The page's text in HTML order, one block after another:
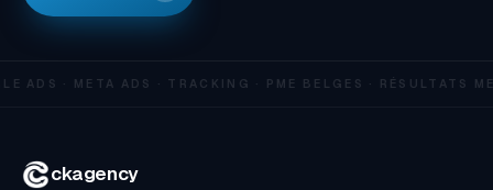
ADS · META ADS · TRACKING · PME BELGES · RÉSULTATS
ckagency